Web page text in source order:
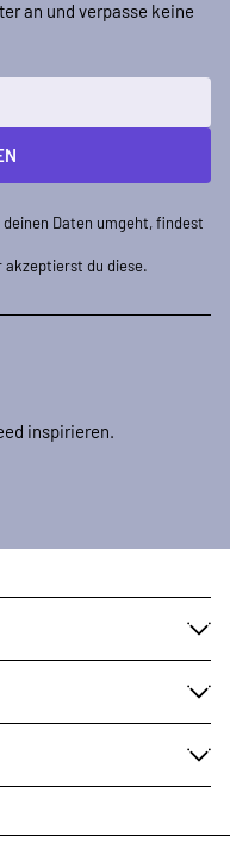
an und verpasse keine
Daten umgeht, findest
akzeptierst du diese.
inspirieren.